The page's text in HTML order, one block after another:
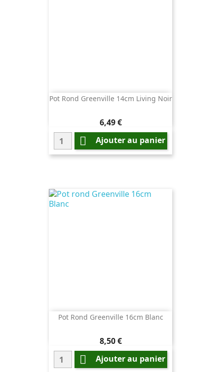
Pot Rond Greenville 14cm Living Noir
Prix
6,49 €
 Ajouter au panier
Pot Rond Greenville 16cm Blanc
Prix
8,50 €
 Ajouter au panier